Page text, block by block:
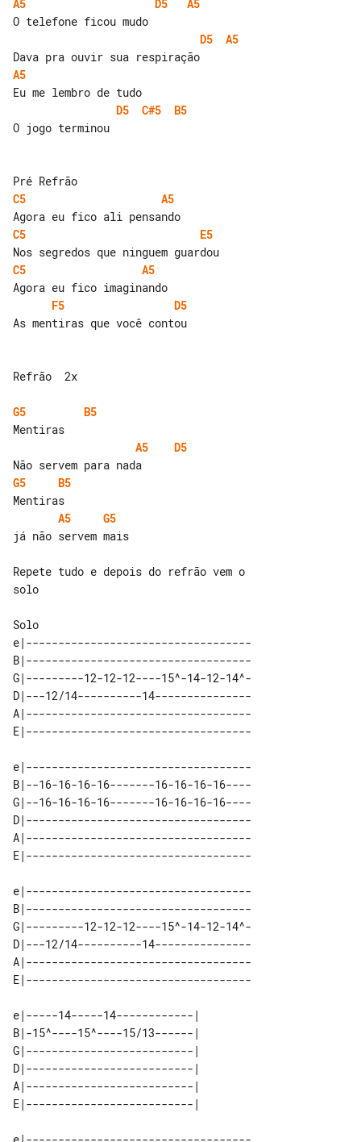
A5 D5
A5
D5
A5
A5
D5
C#5
B5
O jogo terminou
C5
A5
C5
E5
C5
A5
F5
D5
As mentiras que você contou
Refrão  2x
G5
B5
A5
D5
G5
B5
A5
G5
já não servem mais
Repete tudo e depois do refrão vem o
solo
e|-----------------------------------
B|-----------------------------------
G|---------12-12-12----15^-14-12-14^-
D|---12/14----------14---------------
A|-----------------------------------
e|-----------------------------------
B|--16-16-16-16-------16-16-16-16----
G|--16-16-16-16-------16-16-16-16----
D|-----------------------------------
A|-----------------------------------
e|-----------------------------------
B|-----------------------------------
G|---------12-12-12----15^-14-12-14^-
D|---12/14----------14---------------
A|-----------------------------------
e|-----14-----14------------|
B|-15^----15^----15/13------|
G|--------------------------|
D|--------------------------|
A|--------------------------|